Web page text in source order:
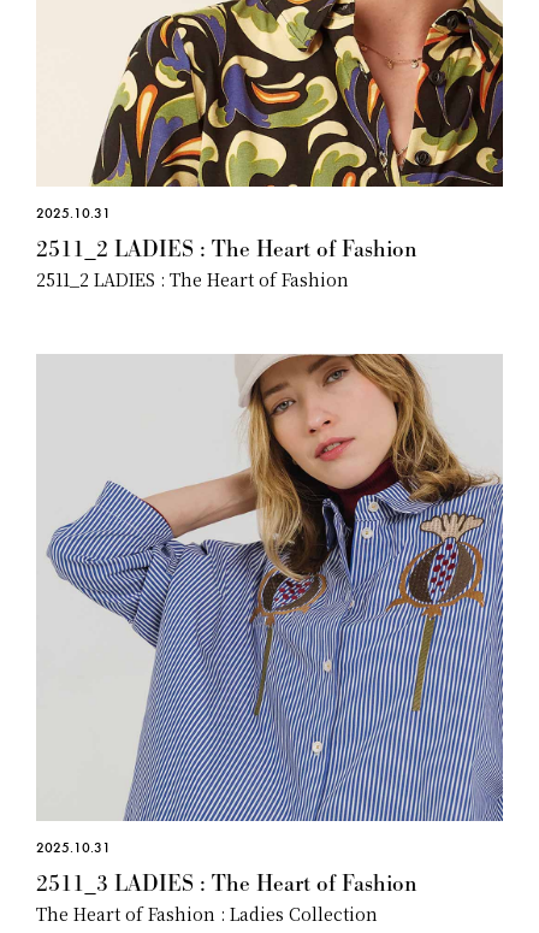
2025.10.31
2511_2 LADIES : The Heart of Fashion
2511_2 LADIES : The Heart of Fashion
2025.10.31
2511_3 LADIES : The Heart of Fashion
The Heart of Fashion : Ladies Collection